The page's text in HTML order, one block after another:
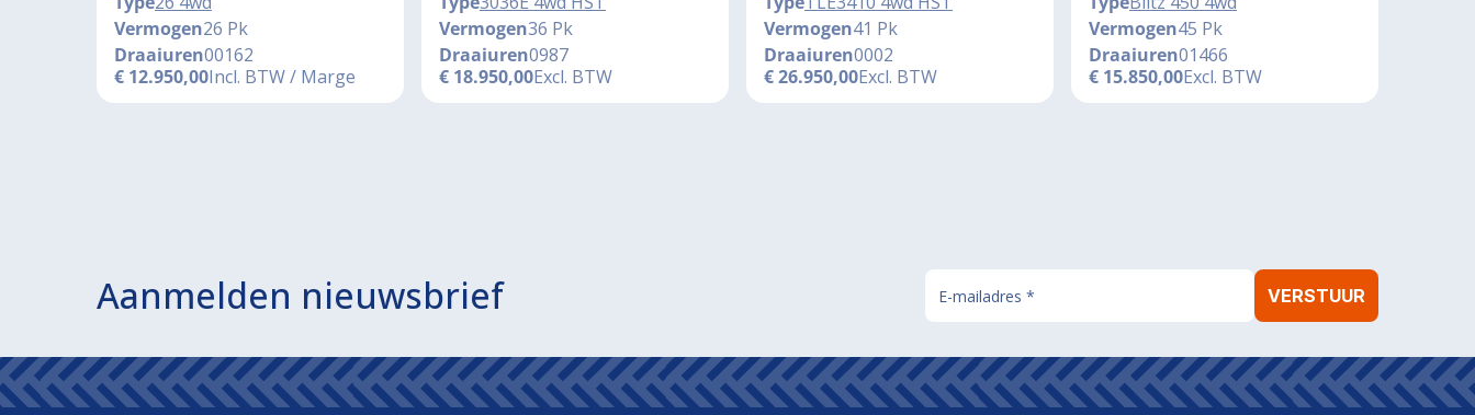
Vermogen26 Pk
Draaiuren00162
€ 12.950,00Incl. BTW / Marge
Vermogen36 Pk
Draaiuren0987
€ 18.950,00Excl. BTW
Vermogen41 Pk
Draaiuren0002
€26.950,00Excl. BTW
Vermogen45 Pk
Draaiuren01466
€ 15.850,00Excl. BTW
Aanmelden nieuwsbrief